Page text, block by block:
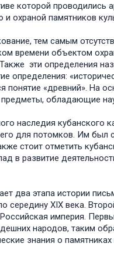
которой проводились
охраной памятников
тем самым
времени объектом
эти определения
определения:
понятие «древний». На
обладающие
наследия кубанского
для потомков. Им был
стоит отметить
в развитие
два этапа истории
середину XIX века.
империя.
народов, таким
знания о